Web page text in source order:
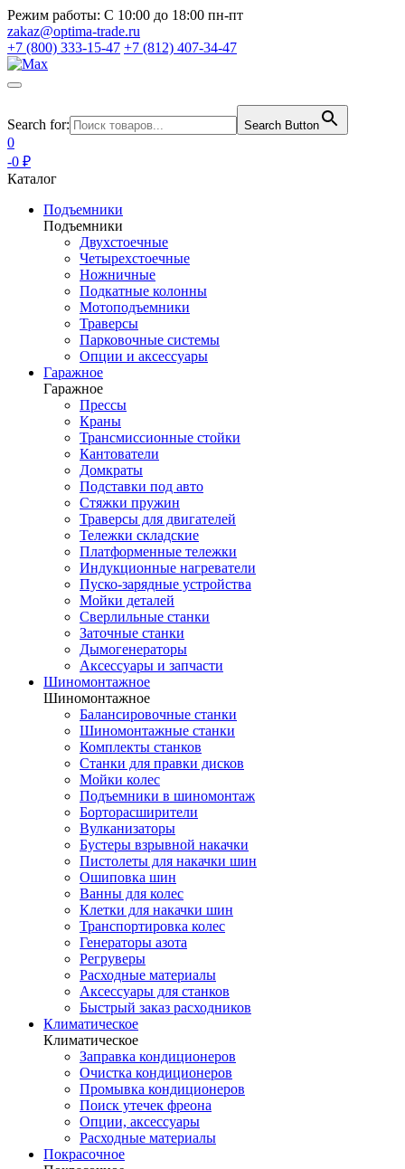
Режим работы: С 10:00 до 18:00 пн-пт
zakaz@optima-trade.ru
+7 (800) 333-15-47 +7 (812) 407-34-47
Search for: Search Button
0
-0 ₽
Каталог
Подъемники
Подъемники
Двухстоечные
Четырехстоечные
Ножничные
Подкатные колонны
Мотоподъемники
Траверсы
Парковочные системы
Опции и аксессуары
Гаражное
Гаражное
Прессы
Краны
Трансмиссионные стойки
Кантователи
Домкраты
Подставки под авто
Стяжки пружин
Траверсы для двигателей
Тележки складские
Платформенные тележки
Индукционные нагреватели
Пуско-зарядные устройства
Мойки деталей
Сверлильные станки
Заточные станки
Дымогенераторы
Аксессуары и запчасти
Шиномонтажное
Шиномонтажное
Балансировочные станки
Шиномонтажные станки
Комплекты станков
Станки для правки дисков
Мойки колес
Подъемники в шиномонтаж
Борторасширители
Вулканизаторы
Бустеры взрывной накачки
Пистолеты для накачки шин
Ошиповка шин
Ванны для колес
Клетки для накачки шин
Транспортировка колес
Генераторы азота
Регруверы
Расходные материалы
Аксессуары для станков
Быстрый заказ расходников
Климатическое
Климатическое
Заправка кондиционеров
Очистка кондиционеров
Промывка кондиционеров
Поиск утечек фреона
Опции, аксессуары
Расходные материалы
Покрасочное